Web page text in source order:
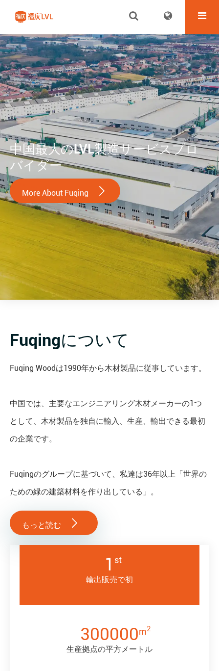
中国最大のLVL製造サービスプロ
バイダー
More About Fuqing 
Fuqingについて
Fuqing Woodは1990年から木材製品に従事しています。
中国では、主要なエンジニアリング木材メーカーの1つ
として、木材製品を独自に輸入、生産、輸出できる最初
の企業です。
Fuqingのグループに基づいて、私達は36年以上「世界の
ための緑の建築材料を作り出している」。
もっと読む 
1 st
輸出販売で初
300000m2
生産拠点の平方メートル